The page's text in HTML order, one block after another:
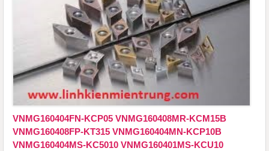
VNMG160404FN-KCP05 VNMG160408MR-KCM15B
VNMG160408FP-KT315 VNMG160404MN-KCP10B
VNMG160404MS-KC5010 VNMG160401MS-KCU10